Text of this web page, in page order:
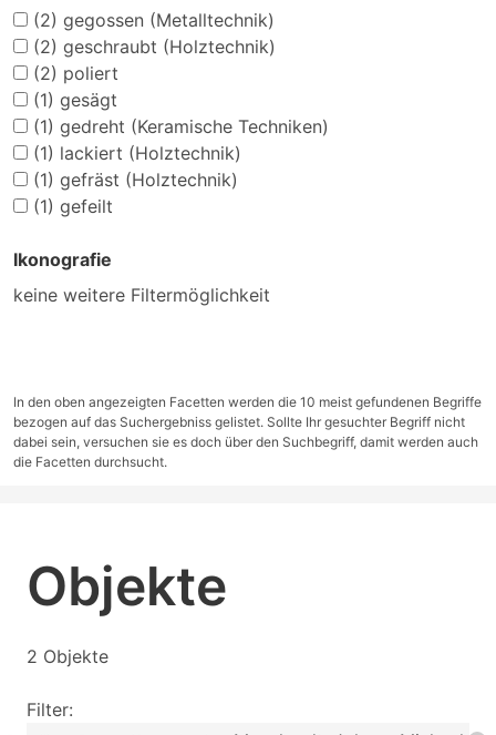
(2) gegossen (Metalltechnik)
(2) geschraubt (Holztechnik)
(2) poliert
(1) gesägt
(1) gedreht (Keramische Techniken)
(1) lackiert (Holztechnik)
(1) gefräst (Holztechnik)
(1) gefeilt
Ikonografie
keine weitere Filtermöglichkeit
In den oben angezeigten Facetten werden die 10 meist gefundenen Begriffe
bezogen auf das Suchergebniss gelistet. Sollte Ihr gesuchter Begriff nicht
dabei sein, versuchen sie es doch über den Suchbegriff, damit werden auch
die Facetten durchsucht.
Objekte
2 Objekte
Filter: